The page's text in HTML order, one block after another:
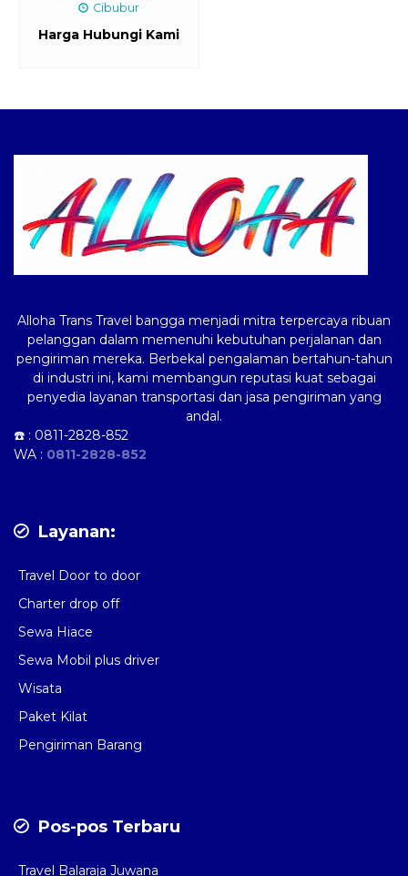
Cibubur
Harga Hubungi Kami
Alloha Trans Travel bangga menjadi mitra terpercaya ribuan
pelanggan dalam memenuhi kebutuhan perjalanan dan
pengiriman mereka. Berbekal pengalaman bertahun-tahun
di industri ini, kami membangun reputasi kuat sebagai
penyedia layanan transportasi dan jasa pengiriman yang
andal.
☎️ : 0811-2828-852
WA : 0811-2828-852
Layanan:
Travel Door to door
Charter drop off
Sewa Hiace
Sewa Mobil plus driver
Wisata
Paket Kilat
Pengiriman Barang
Pos-pos Terbaru
Travel Balaraja Juwana